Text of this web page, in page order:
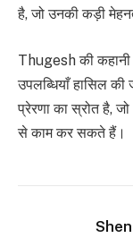
है, जो उनकी कड़ी
Thugesh की कहानी
उपलब्धियाँ हासिल की
प्रेरणा का स्रोत है,
से काम कर सकते हैं।